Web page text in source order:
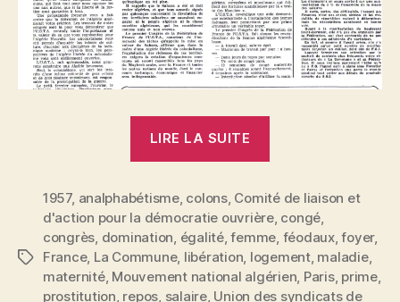
LIRE LA SUITE
sur
la
libération
de
la
Étiquettes
1957, analphabétisme, colons, Comité de liaison et
d'action pour la démocratie ouvrière, congé
congrès domination égalité,femme féodaux,foyer,
France, La Commune, libération logement, maladie,
maternité, Mouvement national algérien Paris, prime,
prostitution repos salaire, Union des syndicats de